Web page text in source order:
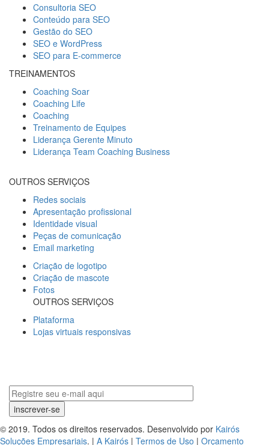
Consultoria SEO
Conteúdo para SEO
Gestão do SEO
SEO e WordPress
SEO para E-commerce
TREINAMENTOS
Coaching Soar
Coaching Life
Coaching
Treinamento de Equipes
Liderança Gerente Minuto
Liderança Team Coaching Business
OUTROS SERVIÇOS
Redes sociais
Apresentação profissional
Identidade visual
Peças de comunicação
Email marketing
Criação de logotipo
Criação de mascote
Fotos
OUTROS SERVIÇOS
Plataforma
Lojas virtuais responsivas
© 2019. Todos os direitos reservados. Desenvolvido por Kairós
Soluções Empresariais. | A Kairós | Termos de Uso | Orçamento